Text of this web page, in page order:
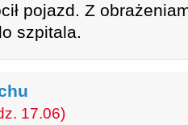
pojazd. Z
szpitala.
17.06)